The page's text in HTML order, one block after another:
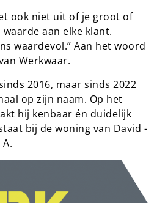
ook niet uit of je groot of
aan elke klant.
waardevol.” Aan het woord
Werkwaar.
2016, maar sinds 2022
op zijn naam. Op het
hij kenbaar én duidelijk
bij de woning van David -